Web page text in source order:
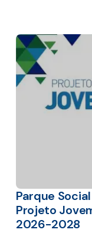
Parque
Projeto
2026-2028